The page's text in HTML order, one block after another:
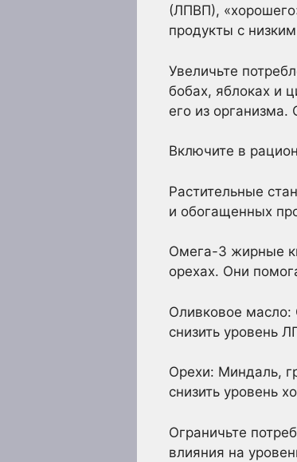
(ЛПВП),
продукты с
Увеличьте
бобах, яблоках и
его из организма.
Включите в
Растительные
и обогащенных
Омега-3 жирные
орехах. Они
Оливковое
снизить уровень
Орехи: Миндаль,
снизить уровень
Ограничьте
влияния на